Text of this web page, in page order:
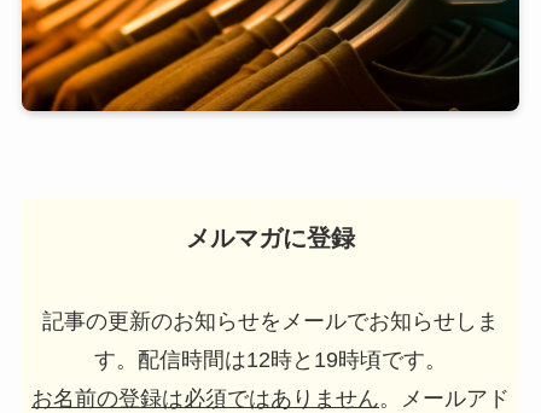
メルマガに登録
記事の更新のお知らせをメールでお知らせしま
す。配信時間は12時と19時頃です。
お名前の登録は必須ではありません。メールアド